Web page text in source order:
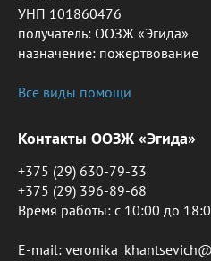
УНП 101860476
получатель: ООЗЖ «Эгида»
назначение: пожертвование
Все виды помощи
Контакты ООЗЖ «Эгида»
+375 (29) 630-79-33
+375 (29) 396-89-68
Время работы: c 10:00 до
E-mail: